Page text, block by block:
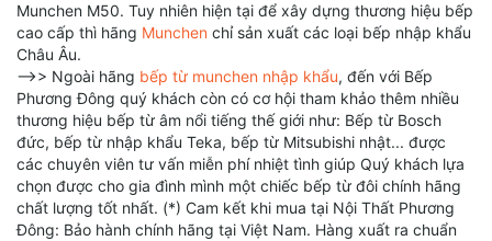
Munchen M50. Tuy nhiên hiện tại để xây dựng thương hiệu bếp
cao cấp thì hãng Munchen chỉ sản xuất các loại bếp nhập khẩu
Châu Âu.
-->> Ngoài hãng bếp từ munchen nhập khẩu, đến với Bếp
Phương Đông quý khách còn có cơ hội tham khảo thêm nhiều
thương hiệu bếp từ âm nổi tiếng thế giới như: Bếp từ Bosch
đức, bếp từ nhập khẩu Teka, bếp từ Mitsubishi nhật... được
các chuyên viên tư vấn miễn phí nhiệt tình giúp Quý khách lựa
chọn được cho gia đình mình một chiếc bếp từ đôi chính hãng
chất lượng tốt nhất. (*) Cam kết khi mua tại Nội Thất Phương
Đông: Bảo hành chính hãng tại Việt Nam. Hàng xuất ra chuẩn